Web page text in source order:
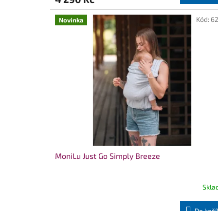
Novinka
MoniLu Just Go Simply Breeze
Kód: